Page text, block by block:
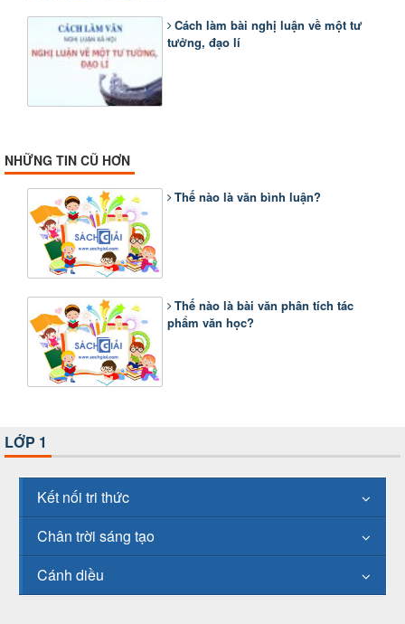
Cách làm bài nghị luận về một tư
tưởng, đạo lí
NHỮNG TIN CŨ HƠN
Thế nào là văn bình luận?
Thế nào là bài văn phân tích tác
phẩm văn học?
LỚP 1
Kết nối tri thức
Chân trời sáng tạo
Cánh diều